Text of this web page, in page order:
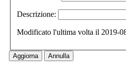
Descrizione:
Modificato l'ultima volta il 2019-